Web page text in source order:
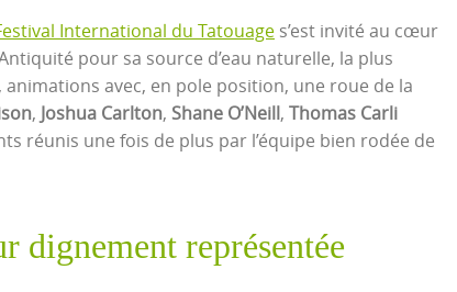
International du Tatouage s’est invité au cœur
pour sa source d’eau naturelle, la plus
avec, en pole position, une roue de la
, Joshua Carlton, Shane O’Neill, Thomas Carli
réunis une fois de plus par l’équipe bien rodée de
dignement représentée